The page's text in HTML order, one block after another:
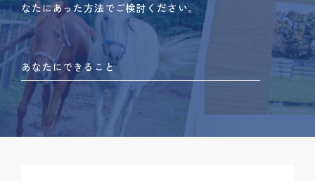
なたにあった方法でご検討ください。
あなたにできること